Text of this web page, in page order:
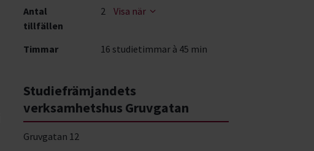
Antal
tillfällen
2 Visa när
Timmar 16 studietimmar à 45 min
Studiefrämjandets
verksamhetshus Gruvgatan
Gruvgatan 12